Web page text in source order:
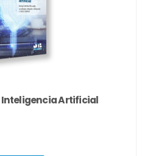
Inteligencia Artificial